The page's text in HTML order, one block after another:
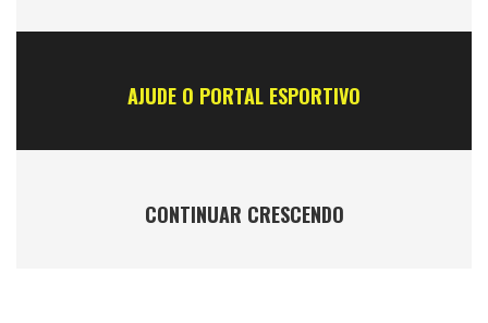
AJUDE O PORTAL ESPORTIVO
CONTINUAR CRESCENDO